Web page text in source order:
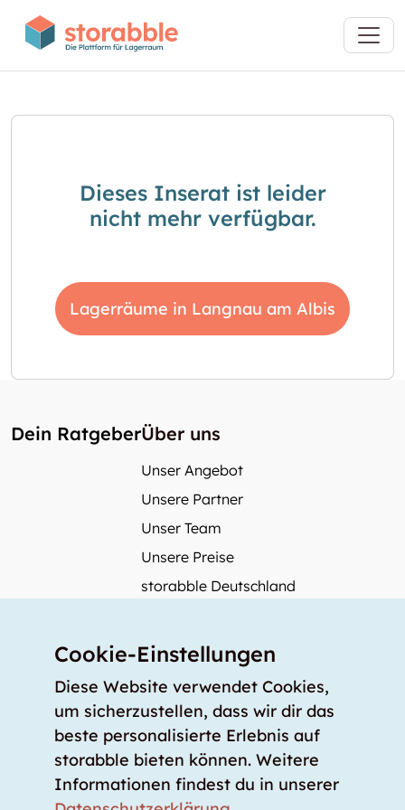
Dieses Inserat ist leider
nicht mehr verfügbar.
Lagerräume in Langnau am Albis
Dein RatgeberÜber uns
Unser Angebot
Unsere Partner
Unser Team
Unsere Preise
storabble Deutschland
Mehr über storabble
Medienbeiträge
Wie gross muss ein Lagerraum sein?
Was kostet ein Lagerraum?
Für Lageranbieter
Cookie-Einstellungen
Diese Website verwendet Cookies,
um sicherzustellen, dass wir dir das
beste personalisierte Erlebnis auf
storabble bieten können. Weitere
Informationen findest du in unserer